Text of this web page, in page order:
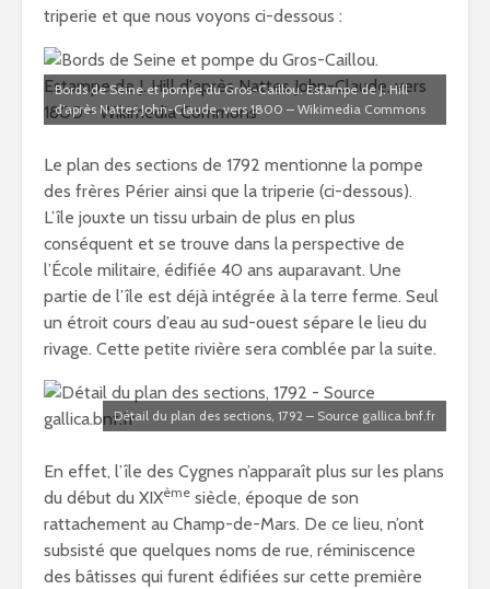
triperie et que nous voyons ci-dessous :
Bords de Seine et pompe du Gros-Caillou. Estampe de J. Hill
d’après Nattes John-Claude, vers 1800 – Wikimedia Commons
Le plan des sections de 1792 mentionne la pompe
des frères Périer ainsi que la triperie (ci-dessous).
L’île jouxte un tissu urbain de plus en plus
conséquent et se trouve dans la perspective de
l’École militaire, édifiée 40 ans auparavant. Une
partie de l’île est déjà intégrée à la terre ferme. Seul
un étroit cours d’eau au sud-ouest sépare le lieu du
rivage. Cette petite rivière sera comblée par la suite.
Détail du plan des sections, 1792 – Source gallica.bnf.fr
En effet, l’île des Cygnes n’apparaît plus sur les plans
du début du XIXème siècle, époque de son
rattachement au Champ-de-Mars. De ce lieu, n’ont
subsisté que quelques noms de rue, réminiscence
des bâtisses qui furent édifiées sur cette première